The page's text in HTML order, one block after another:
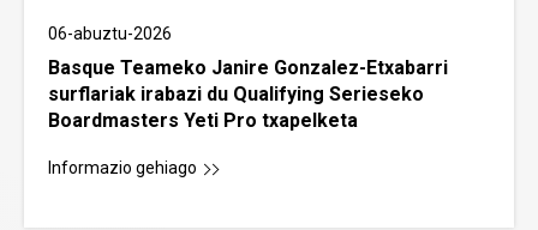
06-abuztu-2026
Basque Teameko Janire Gonzalez-Etxabarri
surflariak irabazi du Qualifying Serieseko
Boardmasters Yeti Pro txapelketa
Informazio gehiago